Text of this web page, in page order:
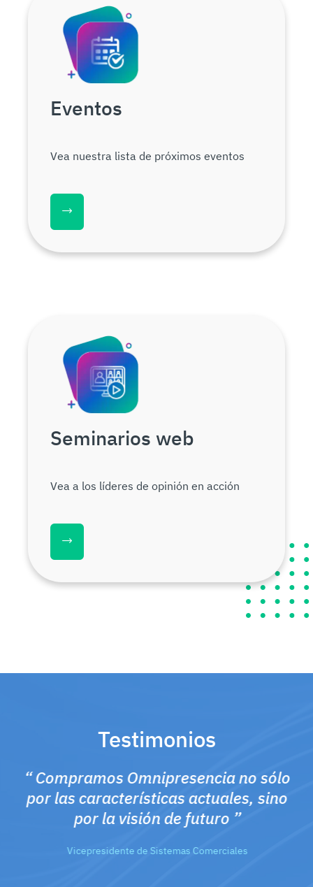
Eventos
Vea nuestra lista de próximos eventos
Seminarios web
Vea a los líderes de opinión en acción
Testimonios
“ Compramos Omnipresencia no sólo
por las características actuales, sino
por la visión de futuro ”
Vicepresidente de Sistemas Comerciales